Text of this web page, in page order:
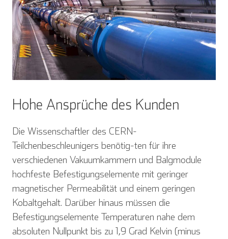
Hohe Ansprüche des Kunden
Die Wissenschaftler des CERN-
Teilchenbeschleunigers benötig-ten für ihre
verschiedenen Vakuumkammern und Balgmodule
hochfeste Befestigungselemente mit geringer
magnetischer Permeabilität und einem geringen
Kobaltgehalt. Darüber hinaus müssen die
Befestigungselemente Temperaturen nahe dem
absoluten Nullpunkt bis zu 1,9 Grad Kelvin (minus